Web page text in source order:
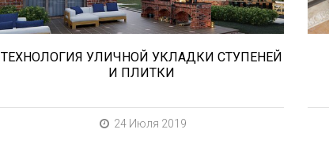
ТЕХНОЛОГИЯ УЛИЧНОЙ УКЛАДКИ СТУПЕНЕЙ
И ПЛИТКИ
24 Июля 2019